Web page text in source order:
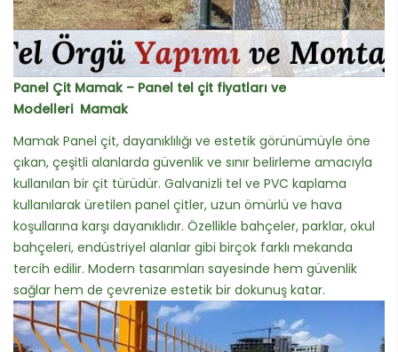
Panel Çit Mamak – Panel tel çit fiyatları ve
Modelleri Mamak
Mamak Panel çit, dayanıklılığı ve estetik görünümüyle öne
çıkan, çeşitli alanlarda güvenlik ve sınır belirleme amacıyla
kullanılan bir çit türüdür. Galvanizli tel ve PVC kaplama
kullanılarak üretilen panel çitler, uzun ömürlü ve hava
koşullarına karşı dayanıklıdır. Özellikle bahçeler, parklar, okul
bahçeleri, endüstriyel alanlar gibi birçok farklı mekanda
tercih edilir. Modern tasarımları sayesinde hem güvenlik
sağlar hem de çevrenize estetik bir dokunuş katar.